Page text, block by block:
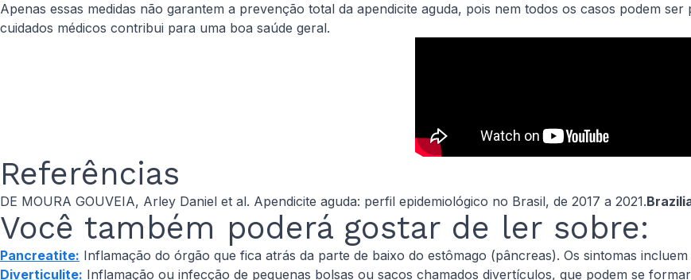
Apenas essas medidas não garantem a prevenção total da apendicite aguda, pois nem todos os casos podem
cuidados médicos contribui para uma boa saúde geral.
Referências
DE MOURA GOUVEIA, Arley Daniel et al. Apendicite aguda: perfil epidemiológico no Brasil, de 2017 a 2021.
Você também poderá gostar de ler sobre:
Pancreatite: Inflamação do órgão que fica atrás da parte de baixo do estômago (pâncreas). Os sintomas
Diverticulite: Inflamação ou infecção de pequenas bolsas ou sacos chamados divertículos, que podem se